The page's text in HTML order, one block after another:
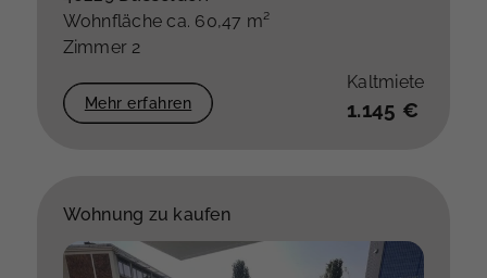
Wohnfläche ca. 60,47 m²
Zimmer 2
Mehr erfahren
Kaltmiete
1.145 €
Wohnung zu kaufen